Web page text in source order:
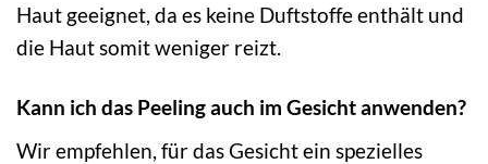
Haut geeignet, da es keine Duftstoffe enthält und
die Haut somit weniger reizt.
Kann ich das Peeling auch im Gesicht anwenden?
Wir empfehlen, für das Gesicht ein spezielles